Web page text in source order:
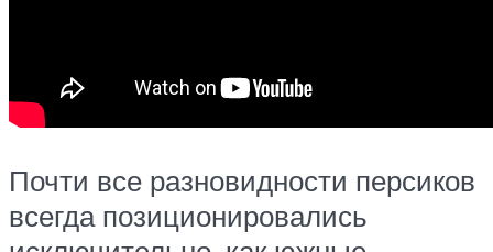
Почти все разновидности персиков
всегда позиционировались